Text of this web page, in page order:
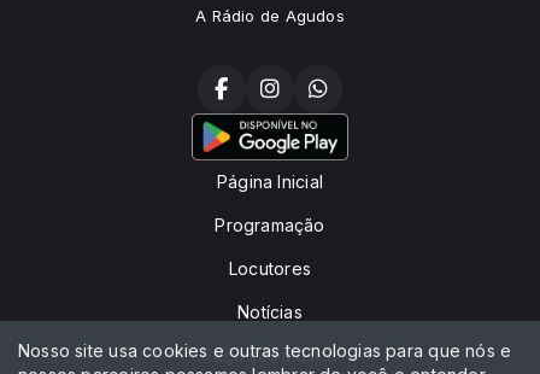
A Rádio de Agudos
Página Inicial
Programação
Locutores
Notícias
Peça sua música
Nosso site usa cookies e outras tecnologias para que nós e